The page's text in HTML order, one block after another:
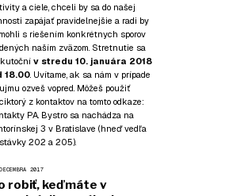
a ciele, chceli by sa do našej
zapájať pravidelnejšie a radi by
s riešením konkrétnych sporov
naším zväzom. Stretnutie sa
v stredu 10. januára 2018
18.00. Uvítame, ak sa nám v prípade
ozveš vopred. Môžeš použiť
z kontaktov na tomto odkaze:
PA. Bystro sa nachádza na
3 v Bratislave (hneď vedľa
202 a 205).
2017
robiť, keď máte v